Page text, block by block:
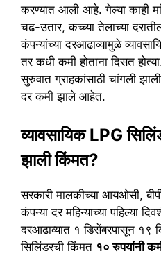
करण्यात आली आहे. गेल्या काही
चढ-उतार, कच्च्या तेलाच्या
कंपन्यांच्या दरआढाव्यामुळे
तर कधी कमी होताना दिसत
सुरुवात ग्राहकांसाठी चांगली
दर कमी झाले आहेत.
व्यावसायिक LPG
झाली किंमत?
सरकारी मालकीच्या आयओसी,
कंपन्या दर महिन्याच्या पहिल्या
दरआढाव्यात १ डिसेंबरपासून १९
सिलिंडरची किंमत १० रुपयांनी